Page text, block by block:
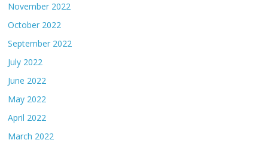
November 2022
October 2022
September 2022
July 2022
June 2022
May 2022
April 2022
March 2022